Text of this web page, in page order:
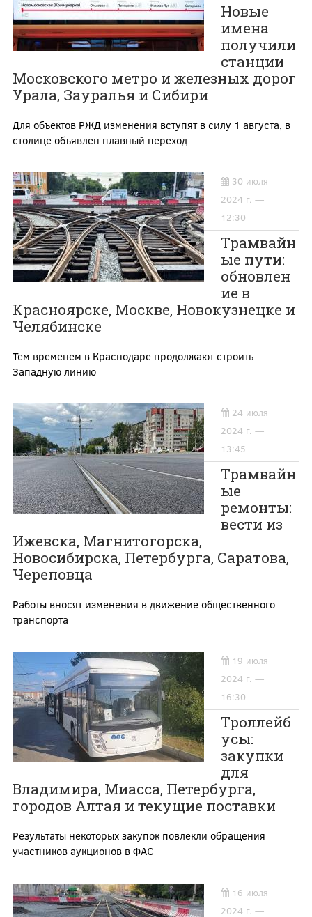
Новые
имена
получили
станции
Московского метро и железных дорог
Урала, Зауралья и Сибири
Для объектов РЖД изменения вступят в силу 1 августа, в
столице объявлен плавный переход
30 июля
2024 г. —
12:30
Трамвайн
ые пути:
обновлен
ие в
Красноярске, Москве, Новокузнецке и
Челябинске
Тем временем в Краснодаре продолжают строить
Западную линию
24 июля
2024 г. —
13:45
Трамвайн
ые
ремонты:
вести из
Ижевска, Магнитогорска,
Новосибирска, Петербурга, Саратова,
Череповца
Работы вносят изменения в движение общественного
транспорта
19 июля
2024 г. —
16:30
Троллейб
усы:
закупки
для
Владимира, Миасса, Петербурга,
городов Алтая и текущие поставки
Результаты некоторых закупок повлекли обращения
участников аукционов в ФАС
16 июля
2024 г. —